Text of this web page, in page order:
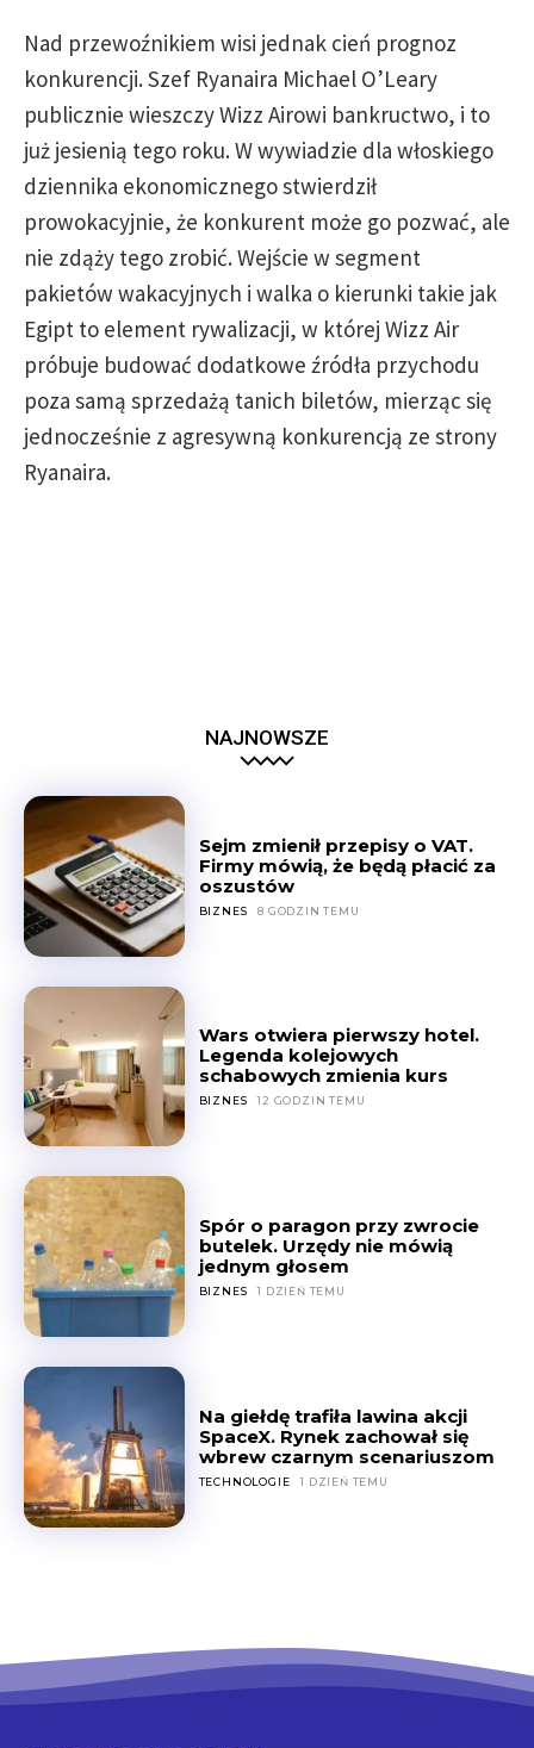
Nad przewoźnikiem wisi jednak cień prognoz
konkurencji. Szef Ryanaira Michael O’Leary
publicznie wieszczy Wizz Airowi bankructwo, i to
już jesienią tego roku. W wywiadzie dla włoskiego
dziennika ekonomicznego stwierdził
prowokacyjnie, że konkurent może go pozwać, ale
nie zdąży tego zrobić. Wejście w segment
pakietów wakacyjnych i walka o kierunki takie jak
Egipt to element rywalizacji, w której Wizz Air
próbuje budować dodatkowe źródła przychodu
poza samą sprzedażą tanich biletów, mierząc się
jednocześnie z agresywną konkurencją ze strony
Ryanaira.
NAJNOWSZE
Sejm zmienił przepisy o VAT.
Firmy mówią, że będą płacić za
oszustów
BIZNES 8 GODZIN TEMU
Wars otwiera pierwszy hotel.
Legenda kolejowych
schabowych zmienia kurs
BIZNES 12 GODZIN TEMU
Spór o paragon przy zwrocie
butelek. Urzędy nie mówią
jednym głosem
BIZNES 1 DZIEŃ TEMU
Na giełdę trafiła lawina akcji
SpaceX. Rynek zachował się
wbrew czarnym scenariuszom
TECHNOLOGIE 1 DZIEŃ TEMU